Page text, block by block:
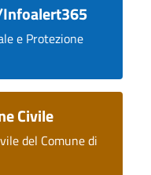
e Protezione
Civile
del Comune di